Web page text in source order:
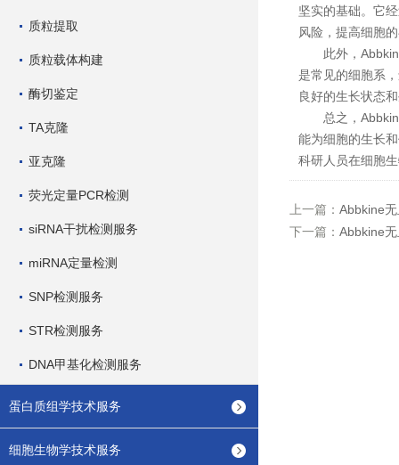
质粒提取
质粒载体构建
酶切鉴定
TA克隆
亚克隆
荧光定量PCR检测
siRNA干扰检测服务
miRNA定量检测
SNP检测服务
STR检测服务
DNA甲基化检测服务
蛋白质组学技术服务
细胞生物学技术服务
坚实的基础。它
风险，提高细胞
此外，Abbkine
是常见的细胞系
良好的生长状态
总之，Abbkine
能为细胞的生长
科研人员在细胞
上一篇： Abbkine
下一篇： Abbkine无